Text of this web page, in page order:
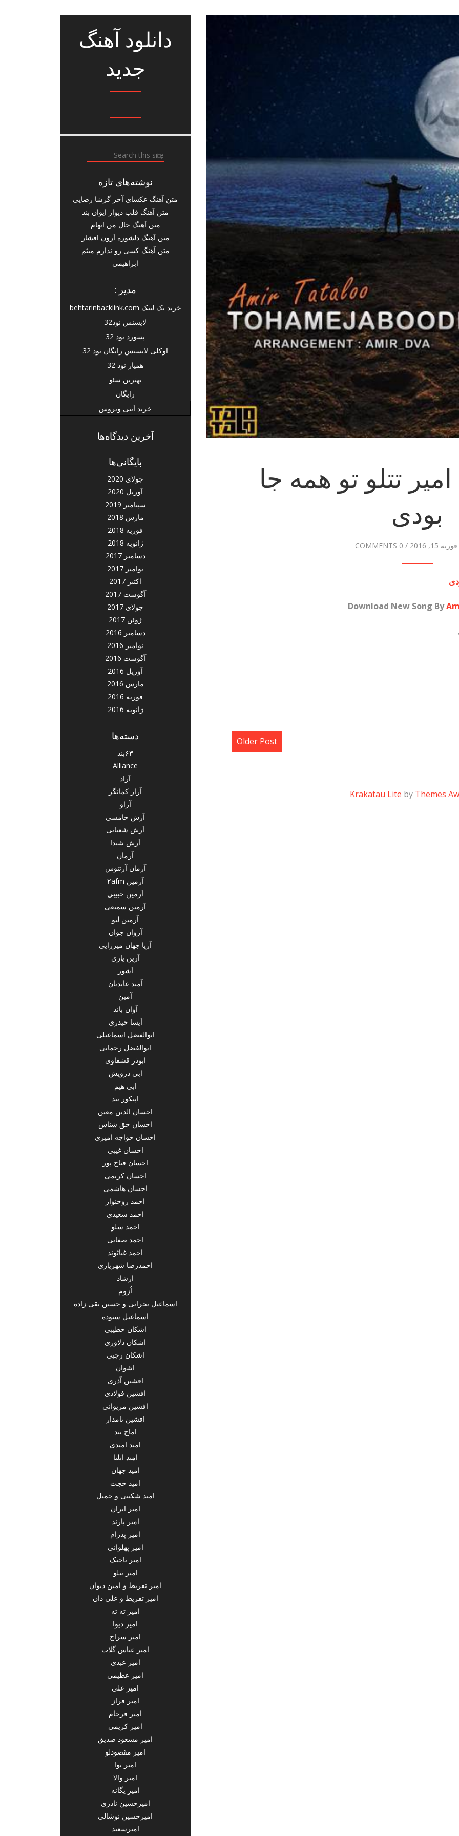
دانلود آهنگ
جدید
نوشته‌های تازه
متن آهنگ عکسای آخر گرشا رضایی
متن آهنگ قلب دیوار ایوان بند
متن آهنگ حال من ایهام
متن آهنگ دلشوره آرون افشار
متن آهنگ کسی رو ندارم میثم
ابراهیمی
مدیر :
خرید بک لینک behtarinbacklink.com
لایسنس نود32
پسورد نود 32
اوکلی لایسنس رایگان نود 32
همیار نود 32
بهترین سئو
رایگان
خرید آنتی ویروس
آخرین دیدگاه‌ها
بایگانی‌ها
جولای 2020
آوریل 2020
سپتامبر 2019
مارس 2018
فوریه 2018
ژانویه 2018
دسامبر 2017
نوامبر 2017
اکتبر 2017
آگوست 2017
جولای 2017
ژوئن 2017
دسامبر 2016
نوامبر 2016
آگوست 2016
آوریل 2016
مارس 2016
فوریه 2016
ژانویه 2016
دسته‌ها
۶۳بند
Alliance
آراد
آراز کمانگر
آراو
آرش خامسی
آرش شعبانی
آرش شیدا
آرمان
آرمان آرتنوس
آرمین ۲afm
آرمین حبیبی
آرمین سمیعی
آرمین لیو
آروان جوان
آریا جهان میرزایی
آرین یاری
آشور
آمید عابدیان
آمین
آوان باند
آیسا حیدری
ابوالفضل اسماعیلی
ابوالفضل رحمانی
ابوذر قشقاوی
ابی درویش
ابی هیم
اپیکور بند
احسان الدین معین
احسان حق شناس
احسان خواجه امیری
احسان غیبی
احسان فتاح پور
احسان کریمی
احسان هاشمی
احمد روحنواز
احمد سعیدی
احمد سلو
احمد صفایی
احمد غیاثوند
احمدرضا شهریاری
ارشاد
اُزوم
اسماعیل بحرانی و حسین تقی زاده
اسماعیل ستوده
اشکان خطیبی
اشکان دلاوری
اشکان رجبی
اشوان
افشین آذری
افشین فولادی
افشین مریوانی
افشین نامدار
اماج بند
امید امیدی
امید ایلیا
امید جهان
امید حجت
امید شکیبی و جمیل
امیر ابران
امیر پازند
امیر پدرام
امیر پهلوانی
امیر تاجیک
امیر تتلو
امیر تفریط و امین دیوان
امیر تفریط و علی دان
امیر ته ته
امیر دیوا
امیر سراج
امیر عباس گلاب
امیر عبدی
امیر عظیمی
امیر علی
امیر فراز
امیر فرجام
امیر کریمی
امیر مسعود صدیق
امیر مقصودلو
امیر نوا
امیر والا
امیر یگانه
امیرحسین نادری
امیرحسین نوشالی
امیرسعید
تتلو تو همه جا
بودی
فوریه 15, 2016 /
0 COMMENTS
Download New Song By
Older Post
Krakatau Lite by Themes